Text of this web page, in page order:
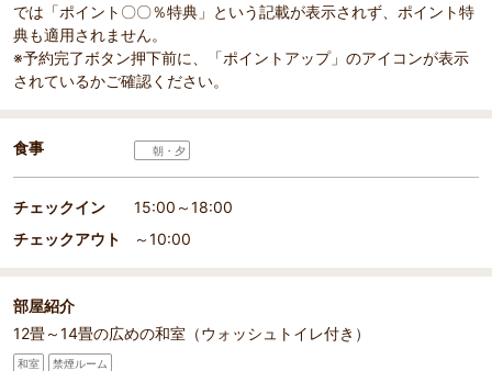
では「ポイント〇〇％特典」という記載が表示されず、ポイント特
典も適用されません。
※予約完了ボタン押下前に、「ポイントアップ」のアイコンが表示
されているかご確認ください。
食事 朝・夕
チェックイン
15:00～18:00
チェックアウト
～10:00
部屋紹介
12畳～14畳の広めの和室（ウォッシュトイレ付き）
和室 禁煙ルーム